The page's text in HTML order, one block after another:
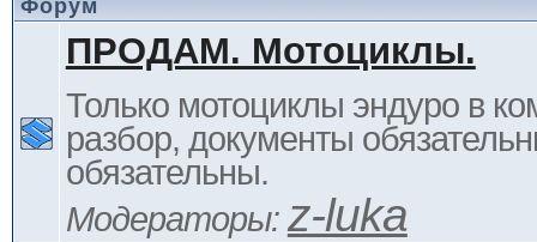
Форум
ПРОДАМ. Мотоциклы.
Только мотоциклы эндуро в
разбор, документы
обязательны.
Модераторы: z-luka